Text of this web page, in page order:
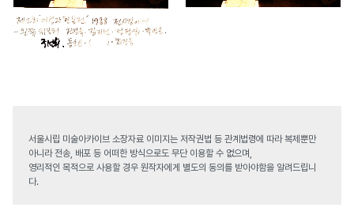
서울시립 미술아카이브 소장자료 이미지는 저작권법 등 관계법령에 따라 복제뿐만
아니라 전송, 배포 등 어떠한 방식으로도 무단 이용할 수 없으며,
영리적인 목적으로 사용할 경우 원작자에게 별도의 동의를 받아야함을 알려드립니
다.